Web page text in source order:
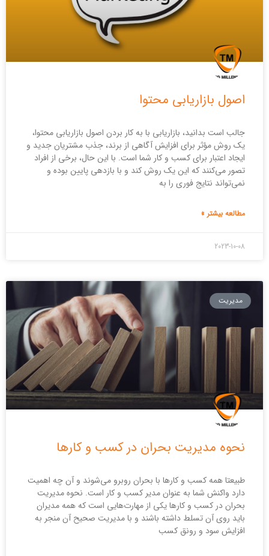
اصول بازاریابی محتوا
جالب است بدانید، بازاریابی با به کار بردن اصول بازاریابی محتوا،
یک روش مؤثر برای افزایش آگاهی از برند، جذب مشتریان جدید و
ایجاد اعتبار برای کسب و کار شما است. با این حال، برخی از افراد
تصور می‌کنند که این یک روش کند و با بازدهی پایین بوده و
نمی‌تواند نتایج فوری را به
مطالعه بیشتر »
2023-10-08
مدیریت
نحوه مدیریت بحران در کسب و کار‌ها
طبیعتا همه کسب و کار‌ها با بحران روبرو می‌شوند و آن چه اهمیت
دارد واکنش شما به عنوان مدیر کسب و کار است. نحوه مدیریت
بحران در کسب و کار‌ها یکی از مهارت‌هایی است که همه مدیران
باید روی آن تسلط داشته باشند و با مدیریت صحیح آن منجر به
افزایش سود و رونق کسب